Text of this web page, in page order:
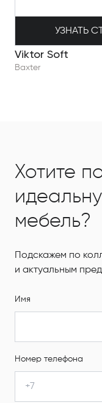
УЗНАТЬ
Viktor Soft
Baxter
Хотите
мебель?
Подскажем по
и актуальным
Имя
Номер телефона